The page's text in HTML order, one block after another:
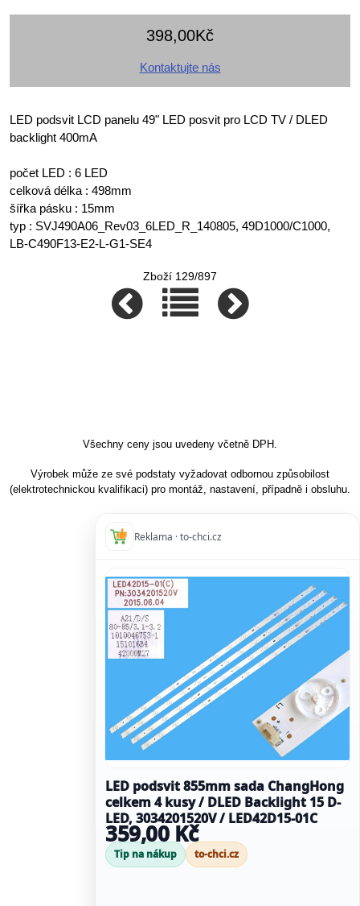
398,00Kč
Kontaktujte nás
LED podsvit LCD panelu 49" LED posvit pro LCD TV / DLED
backlight 400mA
počet LED : 6 LED
celková délka : 498mm
šířka pásku : 15mm
typ : SVJ490A06_Rev03_6LED_R_140805, 49D1000/C1000,
LB-C490F13-E2-L-G1-SE4
Zboží 129/897
Všechny ceny jsou uvedeny včetně DPH.
Výrobek může ze své podstaty vyžadovat odbornou způsobilost
(elektrotechnickou kvalifikaci) pro montáž, nastavení, případně i obsluhu.
Reklama · to-chci.cz
LED podsvit 855mm sada ChangHong
celkem 4 kusy / DLED Backlight 15 D-
LED, 3034201520V / LED42D15-01C
359,00 Kč
Tip na nákup to-chci.cz